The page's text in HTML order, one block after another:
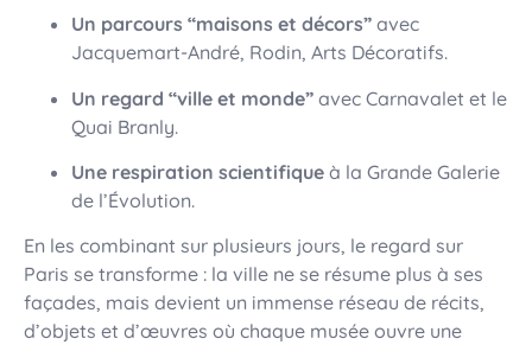
Un parcours “maisons et décors” avec
Jacquemart-André, Rodin, Arts Décoratifs.
Un regard “ville et monde” avec Carnavalet et le
Quai Branly.
Une respiration scientifique à la Grande Galerie
de l’Évolution.
En les combinant sur plusieurs jours, le regard sur
Paris se transforme : la ville ne se résume plus à ses
façades, mais devient un immense réseau de récits,
d’objets et d’œuvres où chaque musée ouvre une